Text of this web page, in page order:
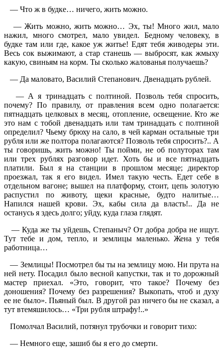
— Что ж в будке… ничего, жить можно.
— Жить можно, жить можно… Эх, ты! Много жил, мало
нажил, много смотрел, мало увидел. Бедному человеку, в
будке там или где, какое уж житье! Едят тебя живодеры эти.
Весь сок выжимают, а стар станешь — выбросят, как жмыху
какую, свиньям на корм. Ты сколько жалованья получаешь?
— Да маловато, Василий Степанович. Двенадцать рублей.
— А я тринадцать с полтиной. Позволь тебя спросить,
почему? По правилу, от правления всем одно полагается:
пятнадцать целковых в месяц, отопление, освещение. Кто же
это нам с тобой двенадцать или там тринадцать с полтиной
определил? Чьему брюху на сало, в чей карман остальные три
рубля или же полтора полагаются? Позволь тебя спросить?.. А
ты говоришь, жить можно! Ты пойми, не об полуторах там
или трех рублях разговор идет. Хоть бы и все пятнадцать
платили. Был я на станции в прошлом месяце; директор
проезжал, так я его видел. Имел такую честь. Едет себе в
отдельном вагоне; вышел на платформу, стоит, цепь золотую
распустил по животу, щеки красные, будто налитые…
Напился нашей крови. Эх, кабы сила да власть!.. Да не
останусь я здесь долго; уйду, куда глаза глядят.
— Куда же ты уйдешь, Степаныч? От добра добра не ищут.
Тут тебе и дом, тепло, и землицы маленько. Жена у тебя
работница…
— Землицы! Посмотрел бы ты на землицу мою. Ни прута на
ней нету. Посадил было весной капустки, так и то дорожный
мастер приехал. «Это, говорит, что такое? Почему без
доношения? Почему без разрешения? Выкопать, чтоб и духу
ее не было». Пьяный был. В другой раз ничего бы не сказал, а
тут втемяшилось… «Три рубля штрафу!..»
Помолчал Василий, потянул трубочки и говорит тихо:
— Немного еще, зашиб бы я его до смерти.